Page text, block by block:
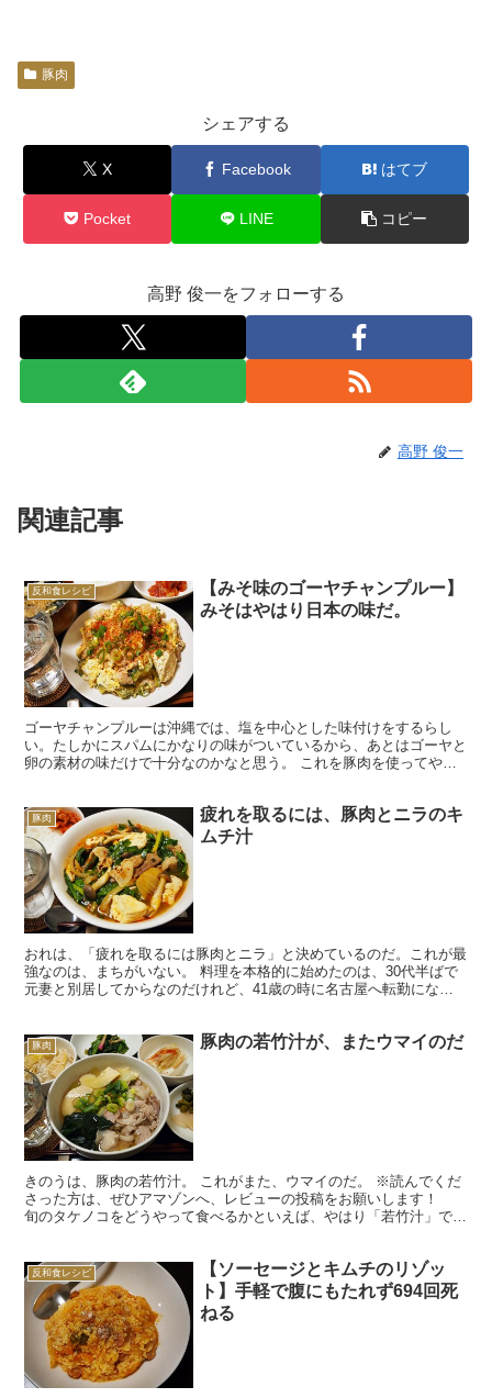
豚肉
シェアする
X Facebook はてブ
Pocket LINE コピー
高野 俊一をフォローする
高野 俊一
関連記事
反和食レシピ
【みそ味のゴーヤチャンプルー】
みそはやはり日本の味だ。
ゴーヤチャンプルーは沖縄では、塩を中心とした味付けをするらし
い。たしかにスパムにかなりの味がついているから、あとはゴーヤと
卵の素材の味だけで十分なのかなと思う。 これを豚肉を使ってやろ
豚肉
疲れを取るには、豚肉とニラのキ
ムチ汁
おれは、「疲れを取るには豚肉とニラ」と決めているのだ。これが最
強なのは、まちがいない。 料理を本格的に始めたのは、30代半ばで
元妻と別居してからなのだけれど、41歳の時に名古屋へ転勤になっ
豚肉 豚肉の若竹汁が、またウマイのだ
きのうは、豚肉の若竹汁。 これがまた、ウマイのだ。 ※読んでくだ
さった方は、ぜひアマゾンへ、レビューの投稿をお願いします！
旬のタケノコをどうやって食べるかといえば、やはり「若竹汁」では
反和食レシピ
【ソーセージとキムチのリゾッ
ト】手軽で腹にもたれず694回死
ねる